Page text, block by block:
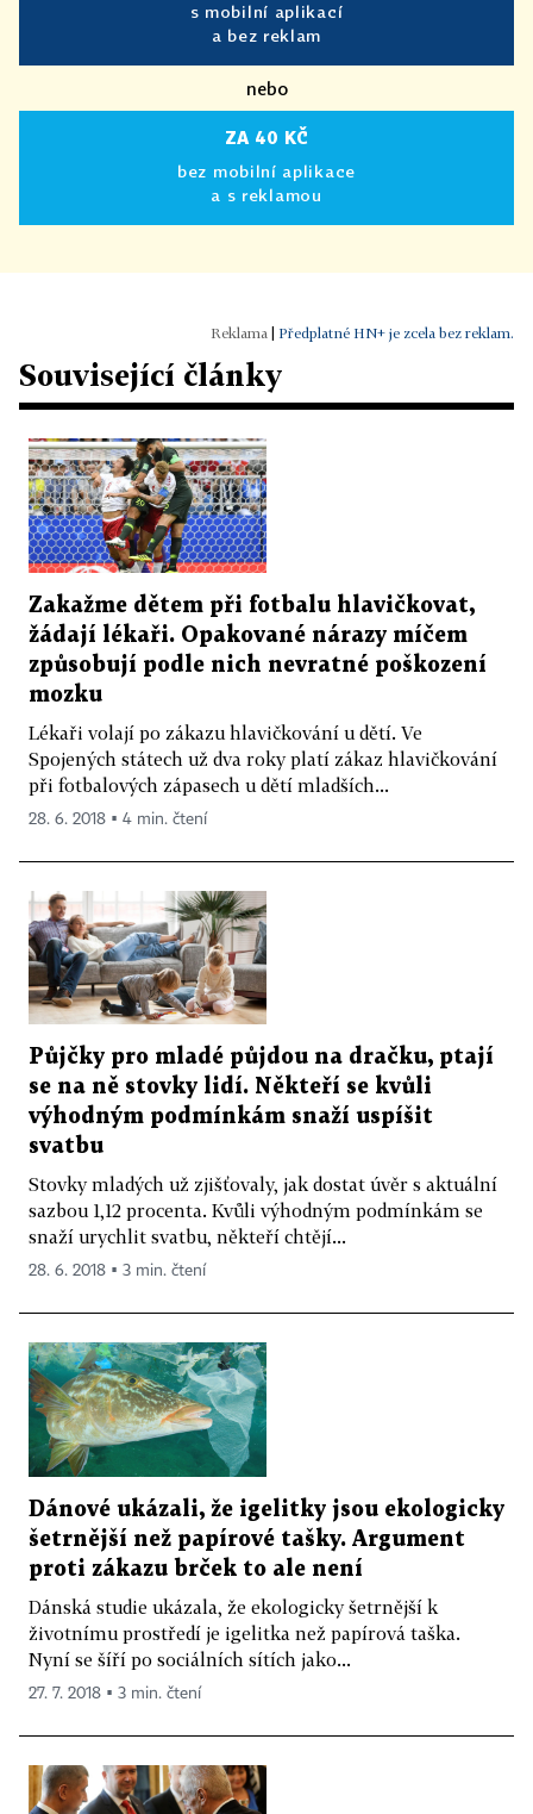
s mobilní aplikací
a bez reklam
nebo
ZA 40 KČ
bez mobilní aplikace
a s reklamou
Předplatné HN+ je zcela bez reklam.
Související články
Zakažme dětem při fotbalu hlavičkovat,
žádají lékaři. Opakované nárazy míčem
způsobují podle nich nevratné poškození
mozku
Lékaři volají po zákazu hlavičkování u dětí. Ve
Spojených státech už dva roky platí zákaz hlavičkování
při fotbalových zápasech u dětí mladších...
28. 6. 2018 ▪ 4 min. čtení
Půjčky pro mladé půjdou na dračku, ptají
se na ně stovky lidí. Někteří se kvůli
výhodným podmínkám snaží uspíšit
svatbu
Stovky mladých už zjišťovaly, jak dostat úvěr s aktuální
sazbou 1,12 procenta. Kvůli výhodným podmínkám se
snaží urychlit svatbu, někteří chtějí...
28. 6. 2018 ▪ 3 min. čtení
Dánové ukázali, že igelitky jsou ekologicky
šetrnější než papírové tašky. Argument
proti zákazu brček to ale není
Dánská studie ukázala, že ekologicky šetrnější k
životnímu prostředí je igelitka než papírová taška.
Nyní se šíří po sociálních sítích jako...
27. 7. 2018 ▪ 3 min. čtení